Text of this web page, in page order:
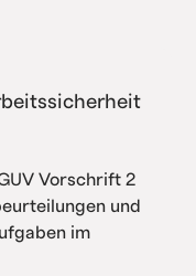
Vorschrift 2
und
im